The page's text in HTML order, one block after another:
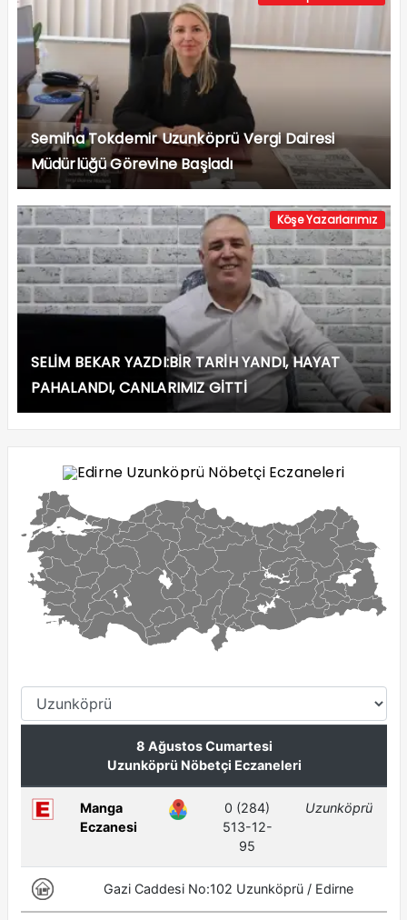
Semiha Tokdemir Uzunköprü Vergi Dairesi
Müdürlüğü Görevine Başladı
Köşe Yazarlarımız
SELİM BEKAR YAZDI:BİR TARİH YANDI, HAYAT
PAHALANDI, CANLARIMIZ GİTTİ